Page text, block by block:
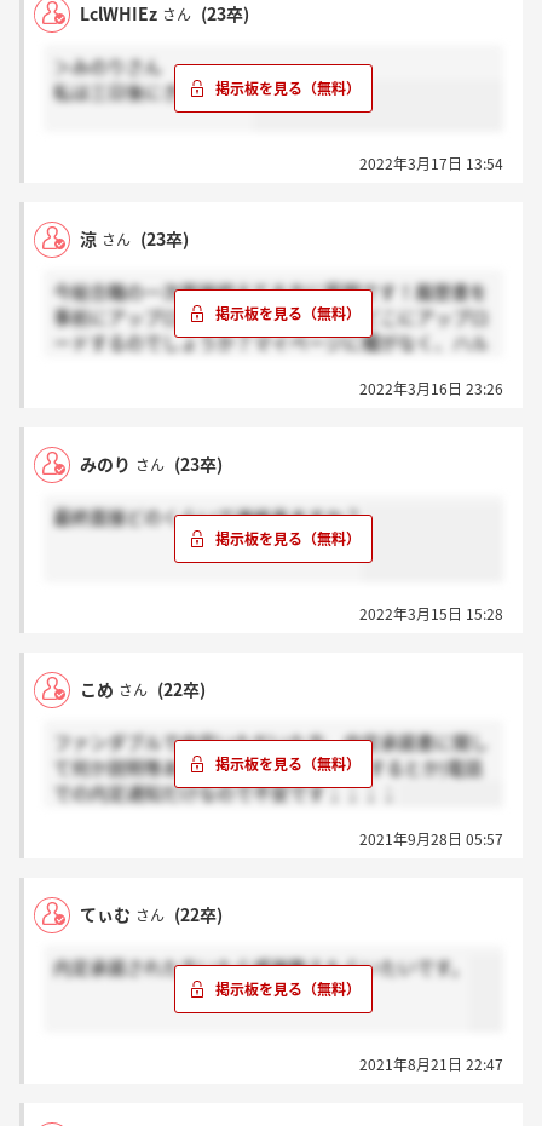
LclWHIEz さん (23卒)
＞みのりさん
私は三日後にきました！
2022年3月17日 13:54
涼 さん (23卒)
今総合職の一次面接控えてる方に質問です！履歴書を
事前にアップロードとあるのですが、どこにアップロ
ードするのでしょうか？マイページに欄がなく、ハル
2022年3月16日 23:26
みのり さん (23卒)
最終面接どのくらいで連絡来ますか？
2022年3月15日 15:28
こめ さん (22卒)
ファンダブルで内定いただいた方、内定承諾書に関し
て何か説明等ありましたか？(いつ送付するとか)電話
での内定通知だけなので不安です；；；；
2021年9月28日 05:57
てぃむ さん (22卒)
内定承諾された方いたら感謝教えもらいたいです。
2021年8月21日 22:47